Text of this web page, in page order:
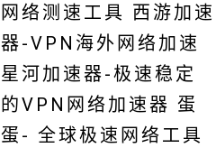
网络测速工具 西游加速
器-VPN海外网络加速
星河加速器-极速稳定
的VPN网络加速器 蛋
蛋- 全球极速网络工具